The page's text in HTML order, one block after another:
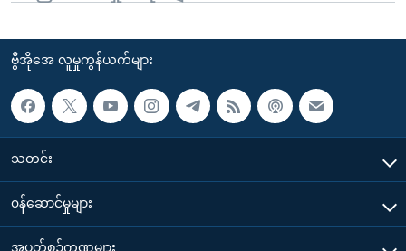
ဗွီအိုအေ လူမှုကွန်ယက်များ
သတင်း
၀န်ဆောင်မှုများ
အပတ်စဉ်ကဏ္ဍများ